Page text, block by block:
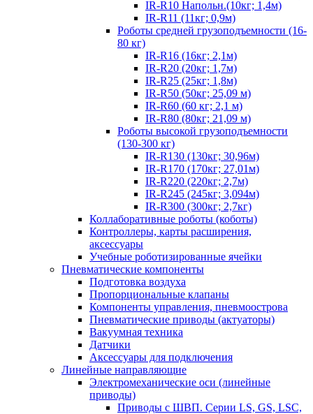
IR-R10 Напольн.(10кг; 1,4м)
IR-R11 (11кг; 0,9м)
Роботы средней грузоподъемности (16-
80 кг)
IR-R16 (16кг; 2,1м)
IR-R20 (20кг; 1,7м)
IR-R25 (25кг; 1,8м)
IR-R50 (50кг; 25,09 м)
IR-R60 (60 кг; 2,1 м)
IR-R80 (80кг; 21,09 м)
Роботы высокой грузоподъемности
(130-300 кг)
IR-R130 (130кг; 30,96м)
IR-R170 (170кг; 27,01м)
IR-R220 (220кг; 2,7м)
IR-R245 (245кг; 3,094м)
IR-R300 (300кг; 2,7кг)
Коллаборативные роботы (коботы)
Контроллеры, карты расширения,
аксессуары
Учебные роботизированные ячейки
Пневматические компоненты
Подготовка воздуха
Пропорциональные клапаны
Компоненты управления, пневмоострова
Пневматические приводы (актуаторы)
Вакуумная техника
Датчики
Аксессуары для подключения
Линейные направляющие
Электромеханические оси (линейные
приводы)
Приводы с ШВП. Серии LS, GS, LSC,